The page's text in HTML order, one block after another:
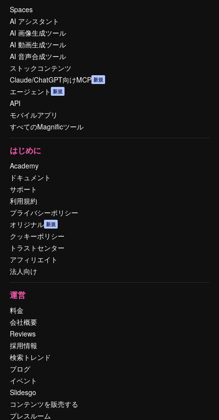
Spaces
AI アシスタント
AI 画像生成ツール
AI 動画生成ツール
AI 音声合成ツール
ストックコンテンツ
Claude/ChatGPT向けMCP 新規
エージェント 新規
API
モバイルアプリ
すべてのMagnificツール
はじめに
Academy
ドキュメント
サポート
利用規約
プライバシーポリシー
オリジナル 新規
クッキーポリシー
トラストセンター
アフィリエイト
法人向け
運営
料金
会社概要
Reviews
採用情報
検索トレンド
ブログ
イベント
Slidesgo
コンテンツを販売する
プレスルーム